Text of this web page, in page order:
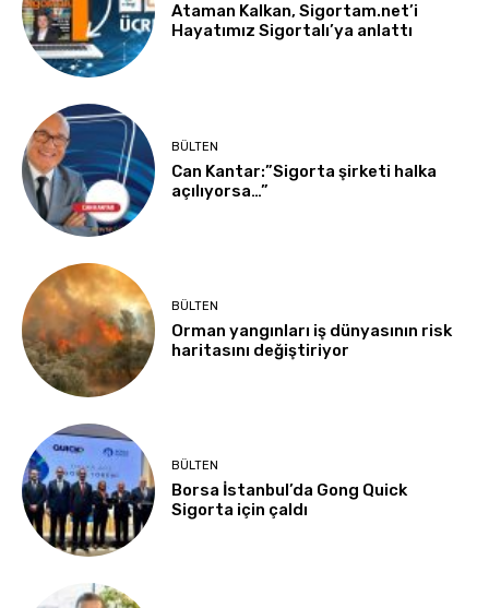
Ataman Kalkan, Sigortam.net’i
Hayatımız Sigortalı’ya anlattı
BÜLTEN
Can Kantar:”Sigorta şirketi halka
açılıyorsa…”
BÜLTEN
Orman yangınları iş dünyasının risk
haritasını değiştiriyor
BÜLTEN
Borsa İstanbul’da Gong Quick
Sigorta için çaldı